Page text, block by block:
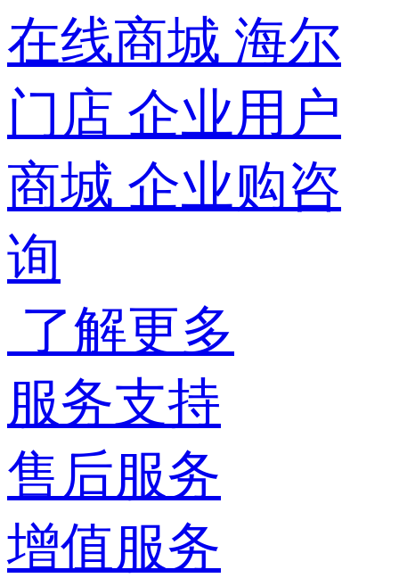
在线商城 海尔
门店 企业用户
商城 企业购咨
询
了解更多
服务支持
售后服务
增值服务